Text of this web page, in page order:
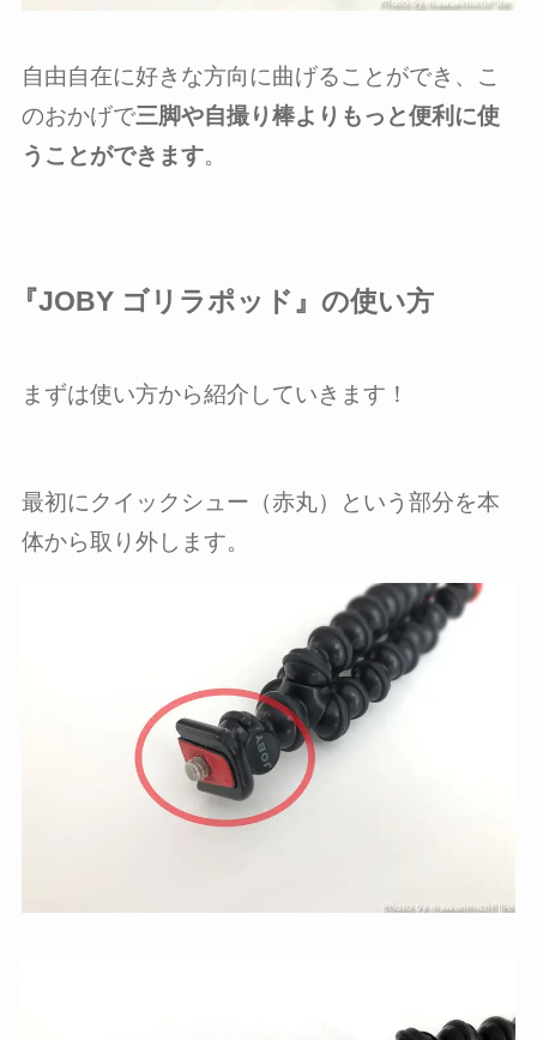
自由自在に好きな方向に曲げることができ、こ
のおかげで三脚や自撮り棒よりもっと便利に使
うことができます。
『JOBY ゴリラポッド』の使い方
まずは使い方から紹介していきます！
最初にクイックシュー（赤丸）という部分を本
体から取り外します。